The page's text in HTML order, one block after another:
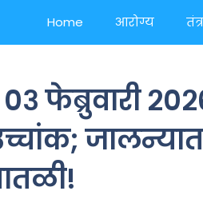
Home आरोग्य
फेब्रुवारी